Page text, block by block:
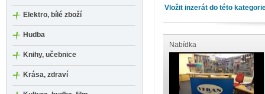
Elektro, bílé zboží
Hudba
Knihy, učebnice
Krása, zdraví
Vložit inzerát do této
Nabídka